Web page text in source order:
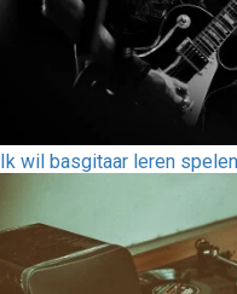
Ik wil basgitaar leren